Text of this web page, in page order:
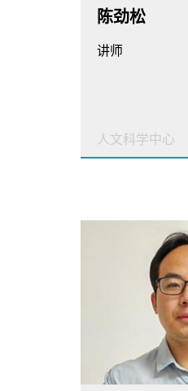
陈劲松
讲师
人文科学中心